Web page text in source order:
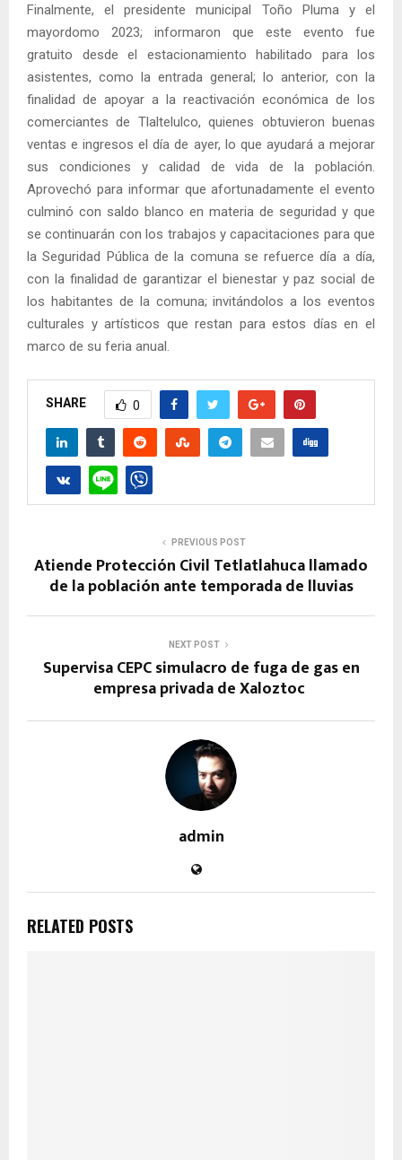
Finalmente, el presidente municipal Toño Pluma y el
mayordomo 2023; informaron que este evento fue
gratuito desde el estacionamiento habilitado para los
asistentes, como la entrada general; lo anterior, con la
finalidad de apoyar a la reactivación económica de los
comerciantes de Tlaltelulco, quienes obtuvieron buenas
ventas e ingresos el día de ayer, lo que ayudará a mejorar
sus condiciones y calidad de vida de la población.
Aprovechó para informar que afortunadamente el evento
culminó con saldo blanco en materia de seguridad y que
se continuarán con los trabajos y capacitaciones para que
la Seguridad Pública de la comuna se refuerce día a día,
con la finalidad de garantizar el bienestar y paz social de
los habitantes de la comuna; invitándolos a los eventos
culturales y artísticos que restan para estos días en el
marco de su feria anual.
SHARE 0
PREVIOUS POST
Atiende Protección Civil Tetlatlahuca llamado
de la población ante temporada de lluvias
NEXT POST
Supervisa CEPC simulacro de fuga de gas en
empresa privada de Xaloztoc
admin
RELATED POSTS